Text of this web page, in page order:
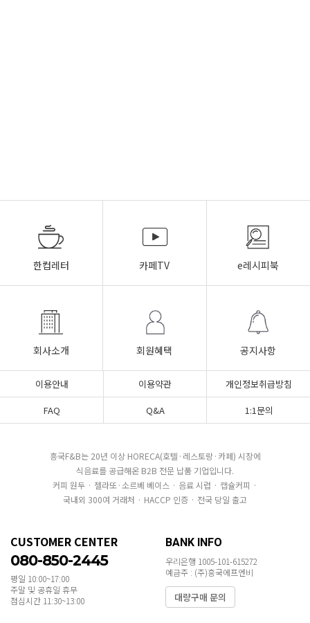
한컵레터 카페TV e레시피북
회사소개 회원혜택 공지사항
이용안내 이용약관
개인정보취급방침
FAQ
Q&A 1:1문의
흥국F&B는 20년 이상 HORECA(호텔·레스토랑·카페) 시장에
식음료를 공급해온 B2B 전문 납품 기업입니다.
커피 원두 · 젤라또·소르베 베이스 · 음료 시럽 · 캡슐커피 ·
국내외 300여 거래처 · HACCP 인증 · 전국 당일 출고
CUSTOMER CENTER
080-850-2445
평일 10:00~17:00
주말 및 공휴일 휴무
점심시간 11:30~13:00
BANK INFO
우리은행 1005-101-615272
예금주 : (주)흥국에프엔비
대량구매 문의